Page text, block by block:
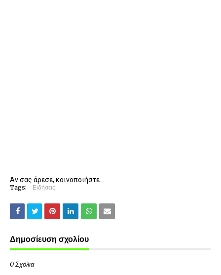
Αν σας άρεσε, κοινοποιήστε...
Tags: Ειδήσεις
Δημοσίευση σχολίου
0 Σχόλια